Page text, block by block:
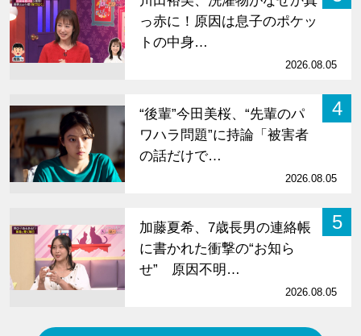
っ赤に！原因は息子のポケッ
トの中身…
2026.08.05
4
“後輩”今田美桜、“先輩のパ
ワハラ問題”に持論「被害者
の話だけで…
2026.08.05
5
加藤夏希、7歳長男の連絡帳
に書かれた衝撃の“お知ら
せ” 原因不明…
2026.08.05